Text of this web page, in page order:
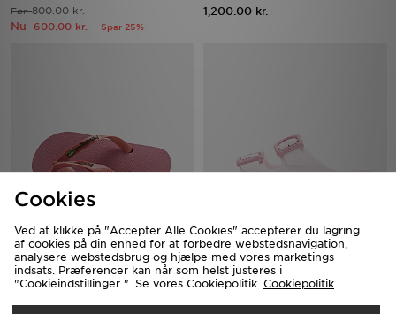
Før800.00 kr.
Nu 600.00 kr. Spar 25%
1,200.00 kr.
Havaianas Brazil Logo Flip Flops
Women's
250.00 kr.
Crocs Saturday Enamel Buckle
Sandal Women's
300.00 kr.
Cookies
Ved at klikke på "Accepter Alle Cookies" accepterer du lagring
af cookies på din enhed for at forbedre webstedsnavigation,
analysere webstedsbrug og hjælpe med vores marketings
indsats. Præferencer kan når som helst justeres i
"Cookieindstillinger ". Se vores Cookiepolitik. Cookiepolitik